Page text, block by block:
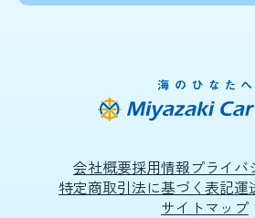
会社概要採用情報プライバ
特定商取引法に基づく表記運
サイトマップ